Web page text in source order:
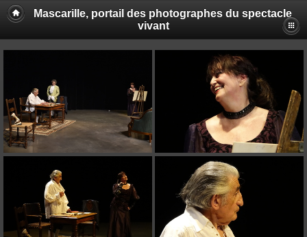
Mascarille, portail des photographes du spectacle
vivant